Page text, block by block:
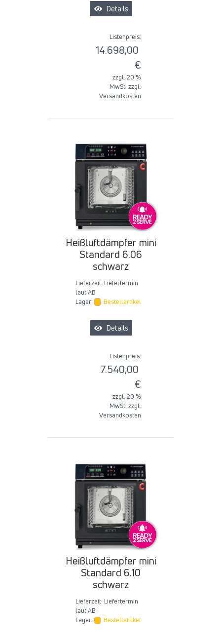
Details
Listenpreis:
14.698,00
€
zzgl. 20 %
MwSt. zzgl.
Versandkosten
Heißluftdämpfer mini
Standard 6.06
schwarz
Lieferzeit: Liefertermin
laut AB
Lager:
Bestellartikel
Details
Listenpreis:
7.540,00
€
zzgl. 20 %
MwSt. zzgl.
Versandkosten
Heißluftdämpfer mini
Standard 6.10
schwarz
Lieferzeit: Liefertermin
laut AB
Lager:
Bestellartikel